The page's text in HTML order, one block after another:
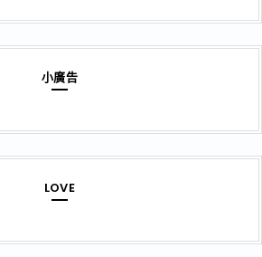
小廣告
LOVE